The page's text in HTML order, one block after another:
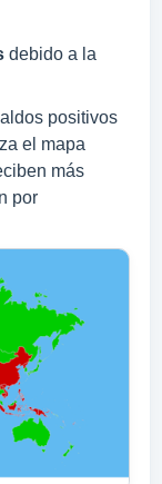
debido a la
positivos
el mapa
más
por